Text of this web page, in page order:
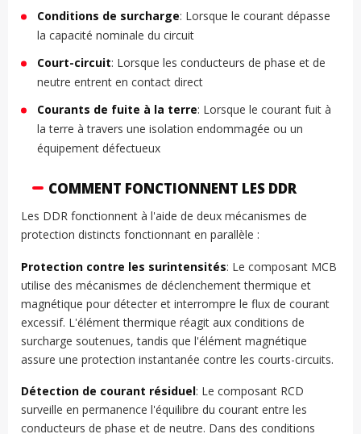
Conditions de surcharge: Lorsque le courant dépasse
la capacité nominale du circuit
Court-circuit: Lorsque les conducteurs de phase et de
neutre entrent en contact direct
Courants de fuite à la terre: Lorsque le courant fuit à
la terre à travers une isolation endommagée ou un
équipement défectueux
COMMENT FONCTIONNENT LES DDR
Les DDR fonctionnent à l'aide de deux mécanismes de
protection distincts fonctionnant en parallèle :
Protection contre les surintensités: Le composant MCB
utilise des mécanismes de déclenchement thermique et
magnétique pour détecter et interrompre le flux de courant
excessif. L'élément thermique réagit aux conditions de
surcharge soutenues, tandis que l'élément magnétique
assure une protection instantanée contre les courts-circuits.
Détection de courant résiduel: Le composant RCD
surveille en permanence l'équilibre du courant entre les
conducteurs de phase et de neutre. Dans des conditions